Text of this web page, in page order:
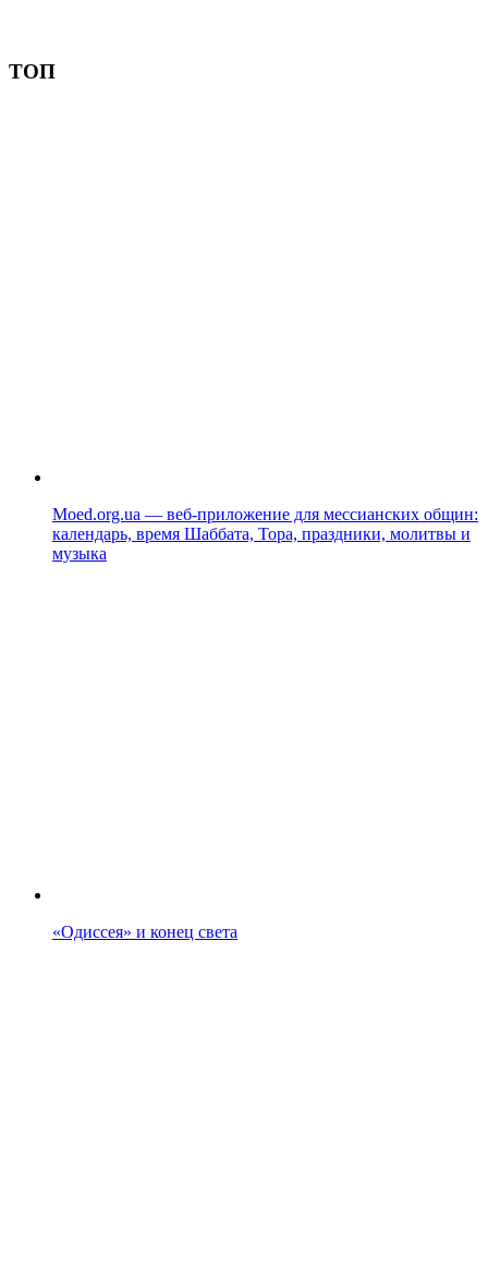
ТОП
Moed.org.ua — веб-приложение для мессианских общин:
календарь, время Шаббата, Тора, праздники, молитвы и
музыка
«Одиссея» и конец света